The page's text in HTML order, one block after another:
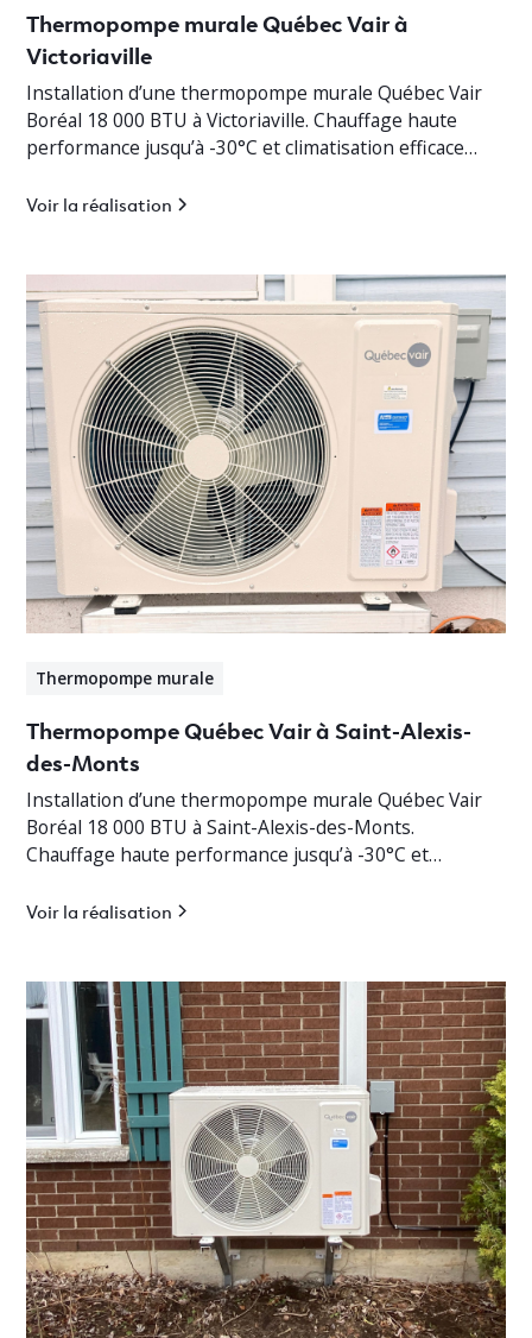
Thermopompe murale Québec Vair à
Victoriaville
Installation d’une thermopompe murale Québec Vair
Boréal 18 000 BTU à Victoriaville. Chauffage haute
performance jusqu’à -30°C et climatisation efficace
Voir la réalisation
Thermopompe murale
Thermopompe Québec Vair à Saint-Alexis-
des-Monts
Installation d’une thermopompe murale Québec Vair
Boréal 18 000 BTU à Saint-Alexis-des-Monts.
Chauffage haute performance jusqu’à -30°C et
Voir la réalisation